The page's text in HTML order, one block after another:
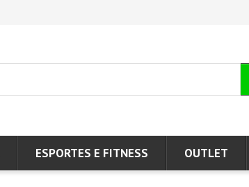
ESPORTES E FITNESS OUTLET